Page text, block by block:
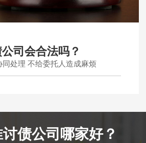
司会合法吗？
同处理 不给委托人造成麻烦
债公司哪家好？